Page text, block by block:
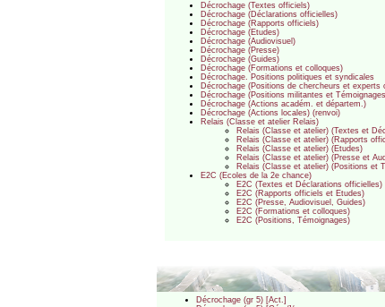
Décrochage (Textes officiels)
Décrochage (Déclarations officielles)
Décrochage (Rapports officiels)
Décrochage (Etudes)
Décrochage (Audiovisuel)
Décrochage (Presse)
Décrochage (Guides)
Décrochage (Formations et colloques)
Décrochage. Positions politiques et syndicales
Décrochage (Positions de chercheurs et experts
Décrochage (Positions militantes et
Décrochage (Actions académ. et départem.)
Décrochage (Actions locales) (renvoi)
Relais (Classe et atelier Relais)
Relais (Classe et atelier) (Textes et
Relais (Classe et atelier) (Rapports
Relais (Classe et atelier) (Etudes)
Relais (Classe et atelier) (Presse et
Relais (Classe et atelier) (Positions et
E2C (Ecoles de la 2e chance)
E2C (Textes et Déclarations officielles)
E2C (Rapports officiels et Etudes)
E2C (Presse, Audiovisuel, Guides)
E2C (Formations et colloques)
E2C (Positions, Témoignages)
Décrochage (gr 5) [Act.]